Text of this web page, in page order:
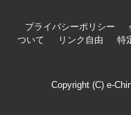
プライバシーポリシー
ついて
リンク自由 特
Copyright (C) e-